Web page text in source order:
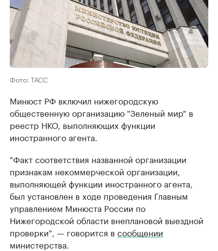
Фото: ТАСС
Минюст РФ включил нижегородскую
общественную организацию "Зеленый мир" в
реестр НКО, выполняющих функции
иностранного агента.
"Факт соответствия названной организации
признакам некоммерческой организации,
выполняющей функции иностранного агента,
был установлен в ходе проведения Главным
управлением Минюста России по
Нижегородской области внеплановой выездной
проверки", — говорится в сообщении
министерства.